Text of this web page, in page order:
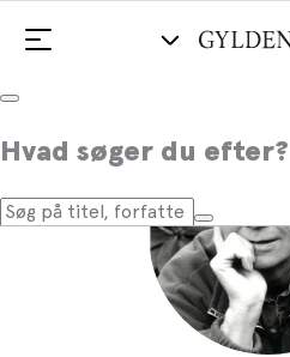
Hvad søger du efter?